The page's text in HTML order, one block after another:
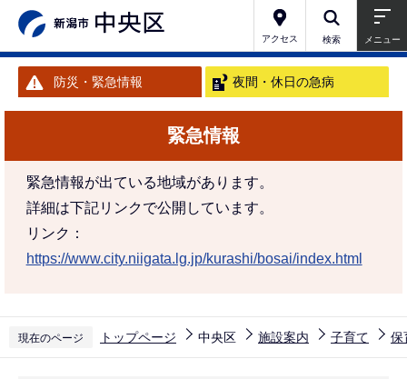
ジ
先
アクセス 検索 メニュー
防災・緊急情報 夜間・休日の急病
緊急情報
緊急情報が出ている地域があります。
詳細は下記リンクで公開しています。
リンク：
https://www.city.niigata.lg.jp/kurashi/bosai/index.html
現在のページ トップページ 中央区 施設案内 子育て 保